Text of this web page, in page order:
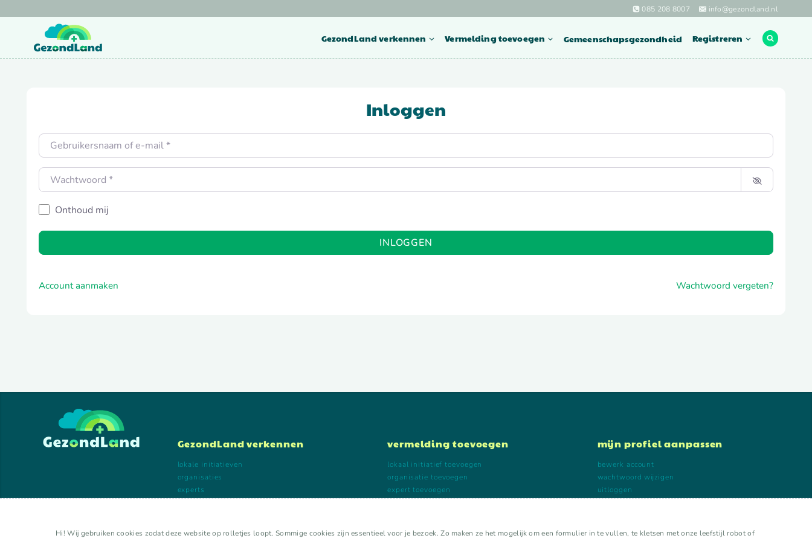
Hi! Wij gebruiken cookies zodat deze website op rolletjes loopt. Sommige cookies zijn essentieel voor je bezoek. Zo maken ze het mogelijk om een formulier in te vullen, te kletsen met onze leefstijl robot of
085 208 8007 info@gezondland.nl
GezondLand verkennen Vermelding toevoegen Gemeenschapsgezondheid Registreren
Inloggen
Gebruikersnaam of e-mail
Wachtwoord
Onthoud mij
INLOGGEN
Account aanmaken Wachtwoord vergeten?
GezondLand verkennen
lokale initiatieven
organisaties
experts
kalender
vermelding toevoegen
lokaal initiatief toevoegen
organisatie toevoegen
expert toevoegen
aan kalender toevoegen
mijn profiel aanpassen
bewerk account
wachtwoord wijzigen
uitloggen